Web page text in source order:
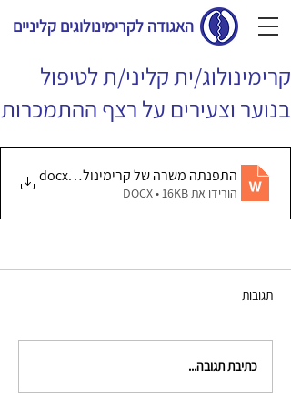
האגודה לקרימינולוגים קליניים
קרימינולוג/ית קליני/ת לטיפול
בנוער וצעירים על רצף ההתמכרות
התפנתה משרה של קרימינולוג קליני
.docx
הורידו את DOCX • 16KB
תגובות
כתיבת תגובה...